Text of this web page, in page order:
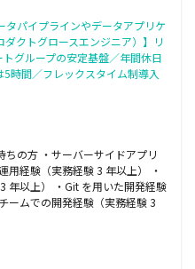
タパイプラインやデータアプリケ
クトグロースエンジニア）】リ
グループの安定基盤／年間休日
時間／フレックスタイム制導入
の方 ・サーバーサイドアプリ
用経験（実務経験 3 年以上） ・
年以上） ・Git を用いた開発経験
ームでの開発経験（実務経験 3